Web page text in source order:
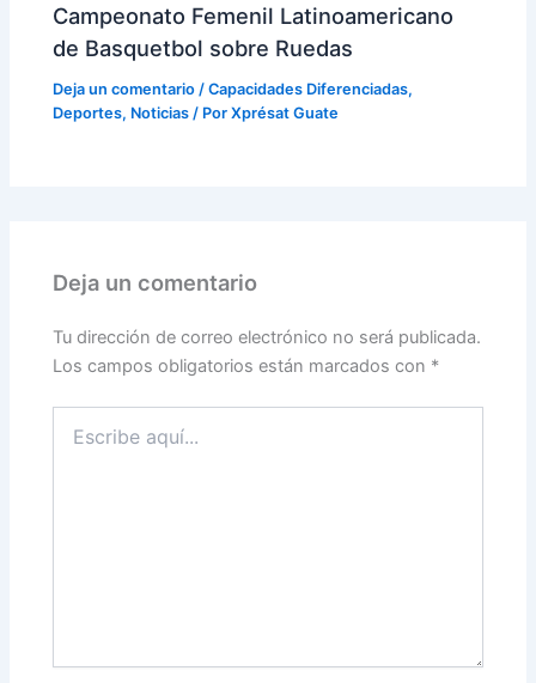
Campeonato Femenil Latinoamericano
de Basquetbol sobre Ruedas
Deja un comentario /Capacidades Diferenciadas,
Deportes, Noticias / PorXprésat Guate
Deja un comentario
Tu dirección de correo electrónico no será publicada.
Los campos obligatorios están marcados con *
aquí...